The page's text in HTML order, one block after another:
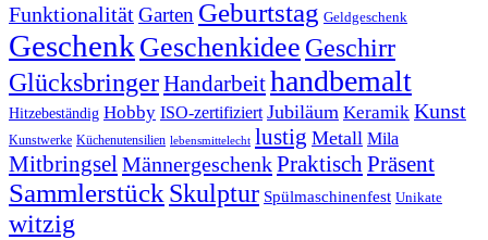
FunktionalitätGarten Geburtstag Geldgeschenk
Geschenk Geschenkidee Geschirr
GlücksbringerHandarbeithandbemalt
Hitzebeständig Hobby ISO-zertifiziert Jubiläum Keramik Kunst
Kunstwerke Küchenutensilien lebensmittelecht lustig Metall Mila
MitbringselMännergeschenkPraktischPräsent
Sammlerstück Skulptur Spülmaschinenfest Unikate
witzig